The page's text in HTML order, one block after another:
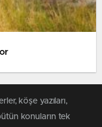
köşe yazıları,
konuların tek